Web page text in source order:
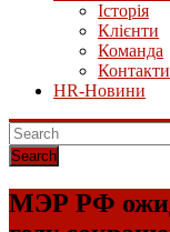
Історія
Клієнти
Команда
Контакти
HR-Новини
МЭР РФ